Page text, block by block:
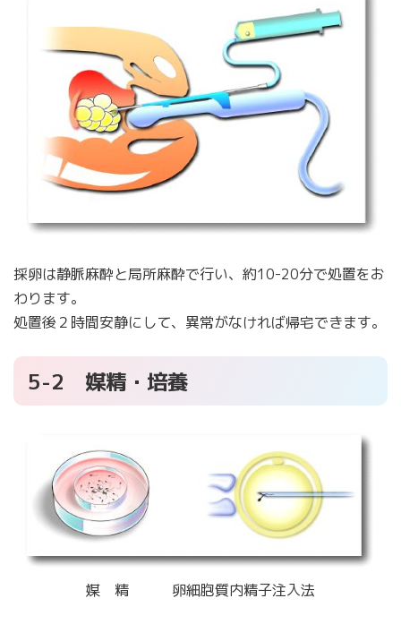
採卵は静脈麻酔と局所麻酔で行い、約10-20分で処置をお
わります。
処置後２時間安静にして、異常がなければ帰宅できます。
5-2 媒精・培養
媒 精 卵細胞質内精子注入法